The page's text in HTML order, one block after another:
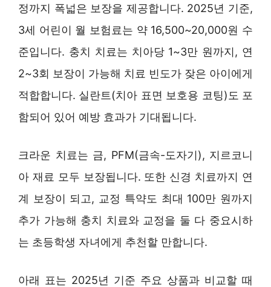
정까지 폭넓은 보장을 제공합니다. 2025년 기준,
3세 어린이 월 보험료는 약 16,500~20,000원 수
준입니다. 충치 치료는 치아당 1~3만 원까지, 연
2~3회 보장이 가능해 치료 빈도가 잦은 아이에게
적합합니다. 실란트(치아 표면 보호용 코팅)도 포
함되어 있어 예방 효과가 기대됩니다.
크라운 치료는 금, PFM(금속-도자기), 지르코니
아 재료 모두 보장됩니다. 또한 신경 치료까지 연
계 보장이 되고, 교정 특약도 최대 100만 원까지
추가 가능해 충치 치료와 교정을 둘 다 중요시하
는 초등학생 자녀에게 추천할 만합니다.
아래 표는 2025년 기준 주요 상품과 비교할 때